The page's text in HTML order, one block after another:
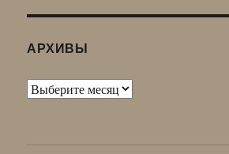
АРХИВЫ
Архивы